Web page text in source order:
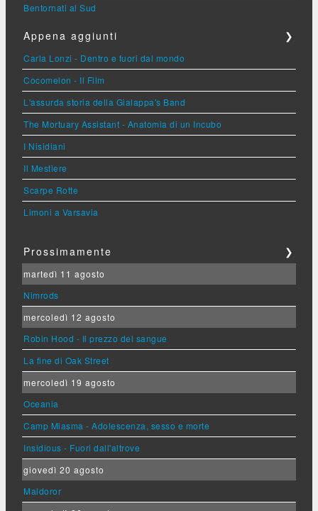
Bentornati al Sud
Appena aggiunti ❯
Carla Lonzi - Dentro e fuori dal mondo
Cocomelon - Il Film
L'assurda storia della Gialappa's Band
The Mortuary Assistant - Anatomia di un Incubo
I Nisidiani
Il Mestiere
Scarpe Rotte
Limoni a Varsavia
Prossimamente ❯
martedì 11 agosto
Nimrods
mercoledì 12 agosto
Robin Hood - Il prezzo del sangue
La fine di Oak Street
mercoledì 19 agosto
Oceania
Camp Miasma - Adolescenza, sesso e morte
Insidious - Fuori dall'altrove
giovedì 20 agosto
Maldoror